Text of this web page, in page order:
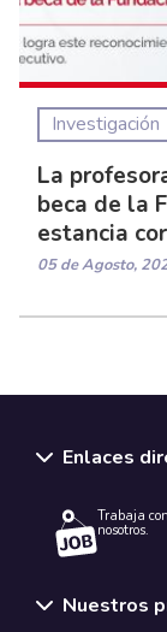
Investigación
La
beca de la
estancia
05 de Agosto,
Enlaces
Trabaja con
nosotros.
Nuestros